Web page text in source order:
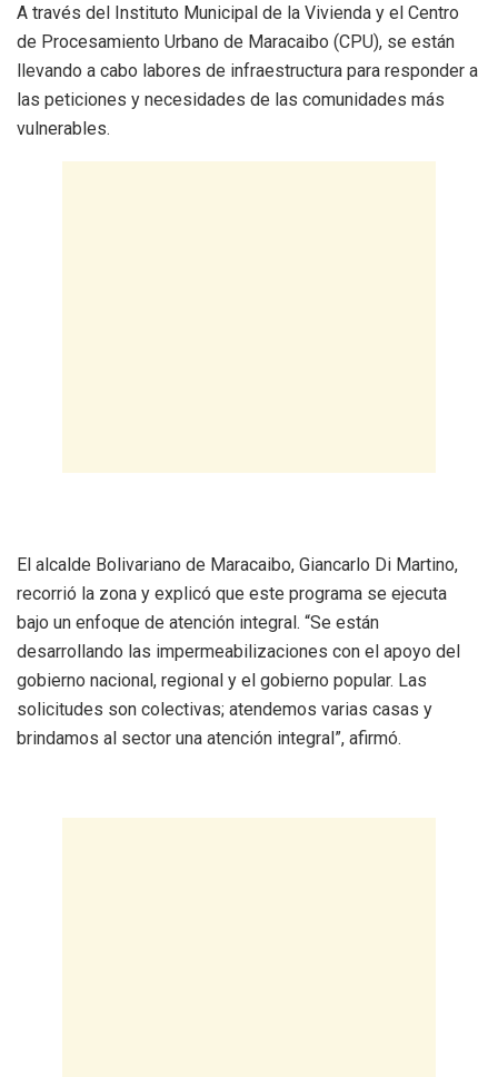
A través del Instituto Municipal de la Vivienda y el Centro
de Procesamiento Urbano de Maracaibo (CPU), se están
llevando a cabo labores de infraestructura para responder a
las peticiones y necesidades de las comunidades más
vulnerables.
El alcalde Bolivariano de Maracaibo, Giancarlo Di Martino,
recorrió la zona y explicó que este programa se ejecuta
bajo un enfoque de atención integral. “Se están
desarrollando las impermeabilizaciones con el apoyo del
gobierno nacional, regional y el gobierno popular. Las
solicitudes son colectivas; atendemos varias casas y
brindamos al sector una atención integral”, afirmó.